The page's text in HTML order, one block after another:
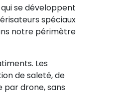
se développent
spéciaux
notre périmètre
Les
de saleté, de
par drone, sans